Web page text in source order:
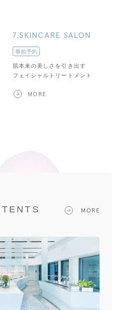
7.SKINCARE SALON
事前予約
肌本来の美しさを引き出す
フェイシャルトリートメント
MORE
MORE